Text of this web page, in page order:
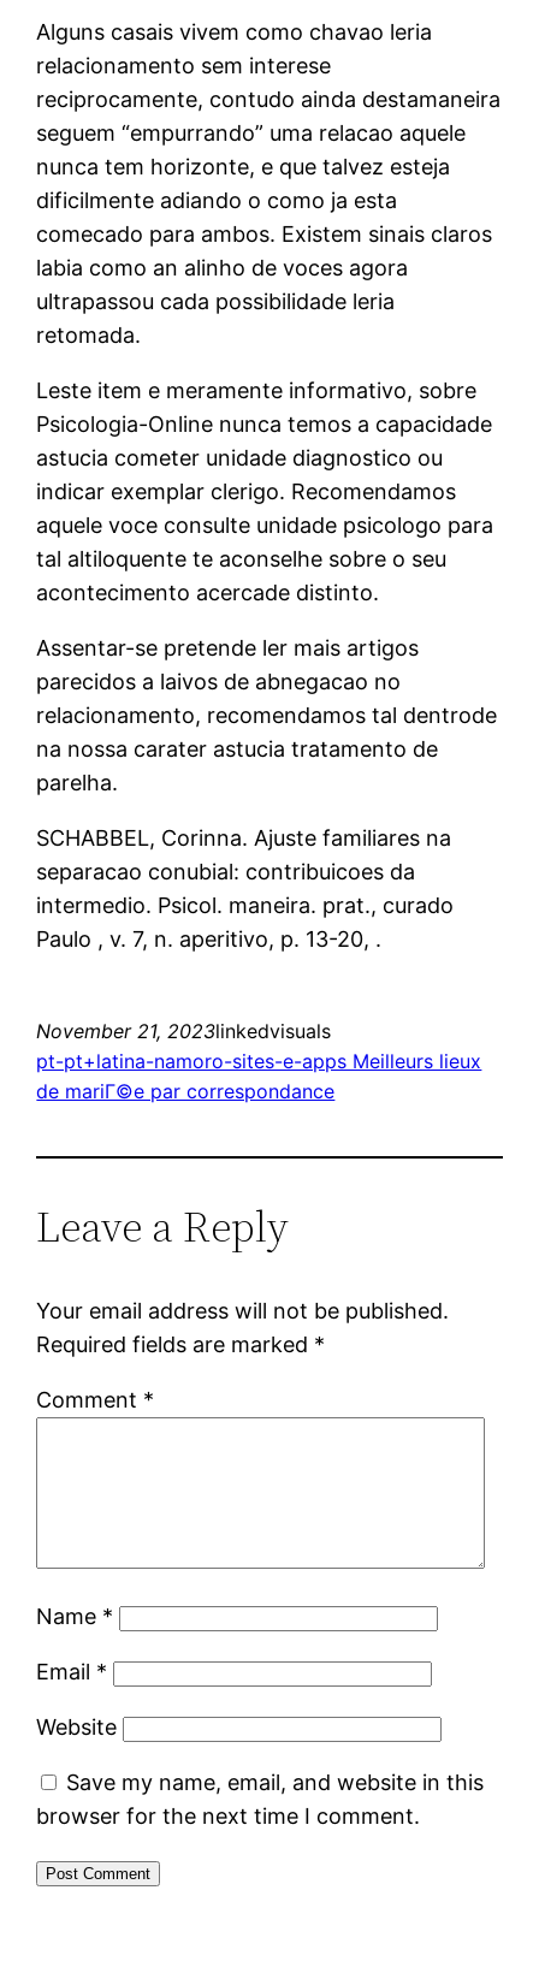
Alguns casais vivem como chavao leria
relacionamento sem interese
reciprocamente, contudo ainda destamaneira
seguem “empurrando” uma relacao aquele
nunca tem horizonte, e que talvez esteja
dificilmente adiando o como ja esta
comecado para ambos. Existem sinais claros
labia como an alinho de voces agora
ultrapassou cada possibilidade leria
retomada.
Leste item e meramente informativo, sobre
Psicologia-Online nunca temos a capacidade
astucia cometer unidade diagnostico ou
indicar exemplar clerigo. Recomendamos
aquele voce consulte unidade psicologo para
tal altiloquente te aconselhe sobre o seu
acontecimento acercade distinto.
Assentar-se pretende ler mais artigos
parecidos a laivos de abnegacao no
relacionamento, recomendamos tal dentrode
na nossa carater astucia tratamento de
parelha.
SCHABBEL, Corinna. Ajuste familiares na
separacao conubial: contribuicoes da
intermedio. Psicol. maneira. prat., curado
Paulo , v. 7, n. aperitivo, p. 13-20, .
November 21, 2023linkedvisuals
pt-pt+latina-namoro-sites-e-apps Meilleurs lieux
de mariГ©e par correspondance
Leave a Reply
Your email address will not be published.
Required fields are marked *
Comment *
Name *
Email *
Website
Save my name, email, and website in this
browser for the next time I comment.